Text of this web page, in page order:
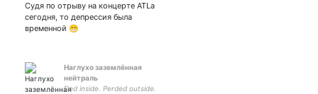
Судя по отрыву на концерте ATLа
сегодня, то депрессия была
временной 😁
Наглухо заземлённая
нейтраль
Ded inside. Perded outside.